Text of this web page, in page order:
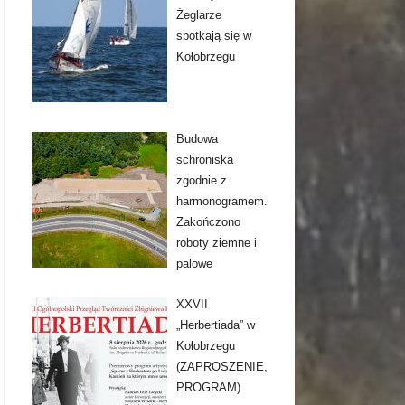
Żeglarze
spotkają się w
Kołobrzegu
Budowa
schroniska
zgodnie z
harmonogramem.
Zakończono
roboty ziemne i
palowe
XXVII
„Herbertiada” w
Kołobrzegu
(ZAPROSZENIE,
PROGRAM)